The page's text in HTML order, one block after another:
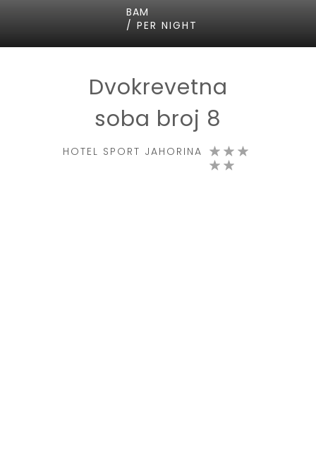
BAM
/ PER NIGHT
Dvokrevetna
soba broj 8
HOTEL SPORT JAHORINA